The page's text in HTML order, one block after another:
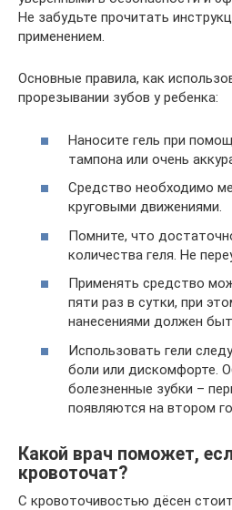
Не забудьте прочитать
применением.
Основные правила, как
прорезывании зубов у ребенка:
Наносите гель при
тампона или очень
Средство необходимо
круговыми движениями.
Помните, что
количества геля. Не
Применять средство
пяти раз в сутки, при
нанесениями должен
Использовать гели
боли или дискомфорте.
болезненные зубки –
появляются на втором
Какой врач поможет,
кровоточат?
С кровоточивостью дёсен